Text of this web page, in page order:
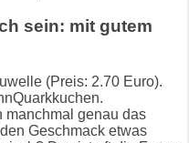
sein: mit gutem
(Preis: 2.70 Euro).
manchmal genau das
Geschmack etwas